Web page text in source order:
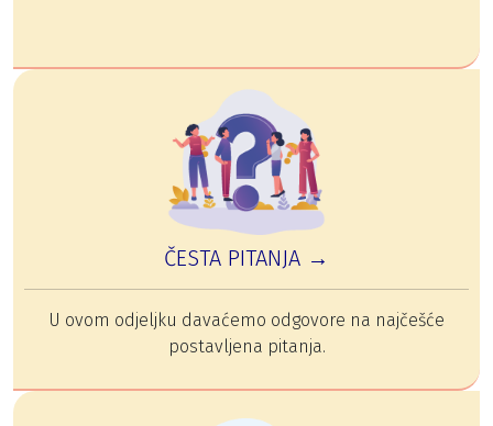
ČESTA PITANJA →
U ovom odjeljku davaćemo odgovore na najčešće
postavljena pitanja.